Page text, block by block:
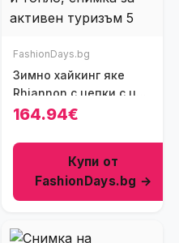
FashionDays.bg
Зимно хайкинг яке
Rhiannon с цепки с цип
встрани - Виолетов
164.94€
Купи от
FashionDays.bg →